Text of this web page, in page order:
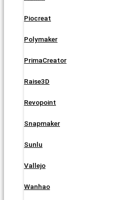
Piocreat
Polymaker
PrimaCreator
Raise3D
Revopoint
Snapmaker
Sunlu
Vallejo
Wanhao